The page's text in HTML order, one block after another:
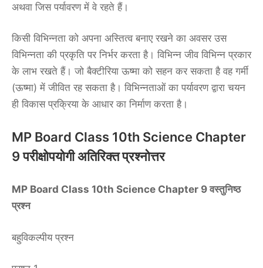
अथवा जिस पर्यावरण में वे रहते हैं।
किसी विभिन्नता को अपना अस्तित्व बनाए रखने का अवसर उस
विभिन्नता की प्रकृति पर निर्भर करता है। विभिन्न जीव विभिन्न प्रकार
के लाभ रखते हैं। जो बैक्टीरिया ऊष्मा को सहन कर सकता है वह गर्मी
(ऊष्मा) में जीवित रह सकता है। विभिन्नताओं का पर्यावरण द्वारा चयन
ही विकास प्रक्रिया के आधार का निर्माण करता है।
MP Board Class 10th Science Chapter
9 परीक्षोपयोगी अतिरिक्त प्रश्नोत्तर
MP Board Class 10th Science Chapter 9 वस्तुनिष्ठ
प्रश्न
बहुविकल्पीय प्रश्न